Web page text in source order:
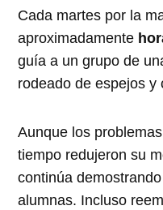
Cada martes por la
aproximadamente
guía a un grupo de
rodeado de espejos y
Aunque los
tiempo redujeron su
continúa
alumnas. Incluso